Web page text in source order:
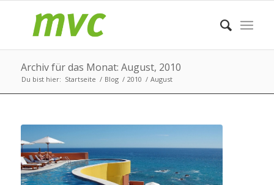
Archiv für das Monat: August, 2010
Du bist hier: Startseite / Blog / 2010 / August